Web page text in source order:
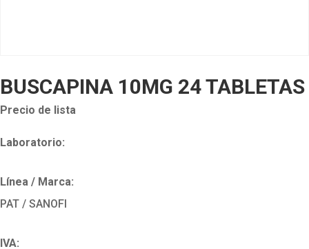
BUSCAPINA 10MG 24 TABLETAS
Precio de lista
Laboratorio:
Línea / Marca:
PAT / SANOFI
IVA: